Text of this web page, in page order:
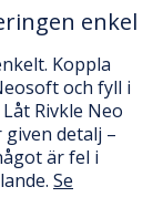
enkel
Koppla
och fyll i
Rivkle Neo
detalj –
är fel i
Se